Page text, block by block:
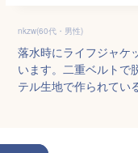
nkzw(60代・男性)
落水時にライフジャケ
います。二重ベルトで
テル生地で作られてい